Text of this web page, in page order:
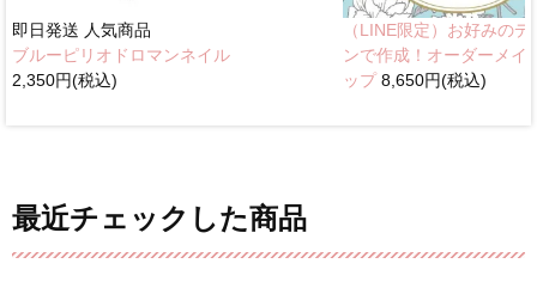
即日発送 人気商品
ブルーピリオドロマンネイル
2,350円(税込)
（LINE限定）お好みのデ
ンで作成！オーダーメイ
ップ8,650円(税込)
最近チェックした商品